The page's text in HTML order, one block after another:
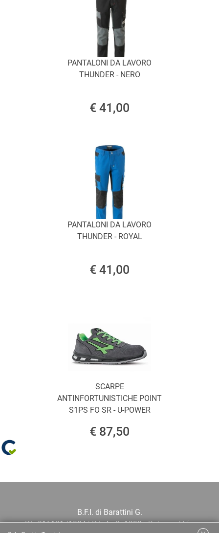
PANTALONI DA LAVORO
THUNDER - NERO
€ 41,00
PANTALONI DA LAVORO
THUNDER - ROYAL
€ 41,00
SCARPE
ANTINFORTUNISTICHE POINT
S1PS FO SR - U-POWER
€ 87,50
B.F.I. di Barattini G.
P.I.: 01613171204 | R.E.A.: 351290 - Bologna | Via